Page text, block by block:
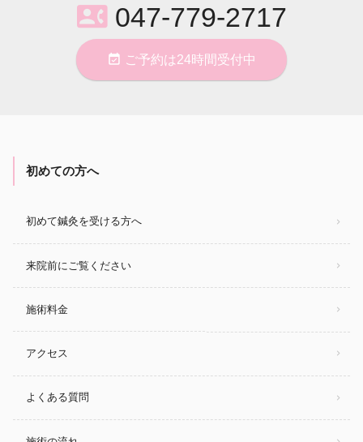
contact_phone 047-779-2717
event_available ご予約は24時間受付中
初めての方へ
初めて鍼灸を受ける方へ
来院前にご覧ください
施術料金
アクセス
よくある質問